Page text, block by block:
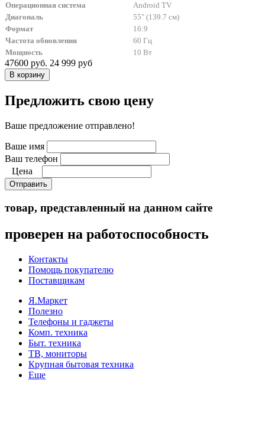
Операционная система
Android TV
Диагональ
55" (139.7 см)
Формат
16:9
Частота обновления
60 Гц
Мощность
10 Вт
47600 руб. 24 999 руб
Предложить свою цену
Ваше предложение отправлено!
Ваше имя
Ваш телефон
Цена
Отправить
товар, представленный на данном сайте
проверен на работоспособность
Контакты
Помощь покупателю
Поставщикам
Я.Маркет
Полезно
Телефоны и гаджеты
Комп. техника
Быт. техника
ТВ, мониторы
Крупная бытовая техника
Еще